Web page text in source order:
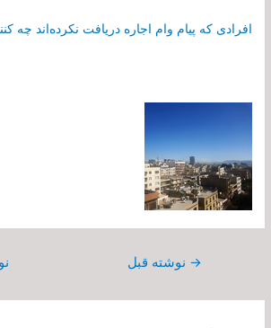
افرادی که پیام وام اجاره دریافت نکرده‌اند چه
راهبری
→ نوشته قبل